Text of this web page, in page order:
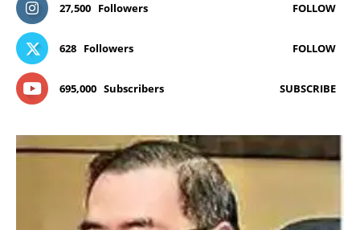
27,500 Followers FOLLOW
628 Followers FOLLOW
695,000 Subscribers SUBSCRIBE